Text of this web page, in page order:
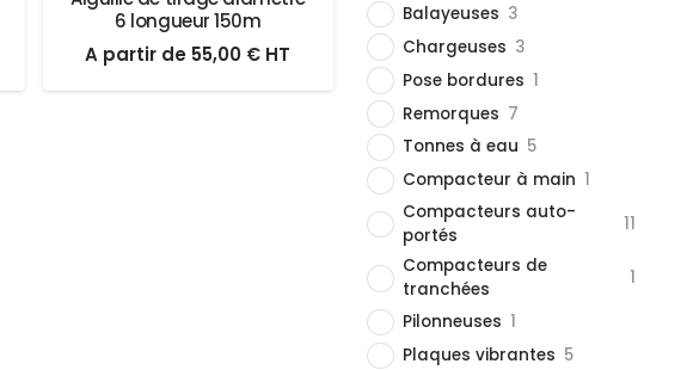
6 longueur 150m
A partir de Le
prix
55,00 €Le
prix
HT
Balayeuses 3
Chargeuses 3
Pose bordures 1
Remorques 7
Tonnes à eau 5
Compacteur à main 1
Compacteurs auto-
portés
11
Compacteurs de
tranchées
1
Pilonneuses 1
Plaques vibrantes 5